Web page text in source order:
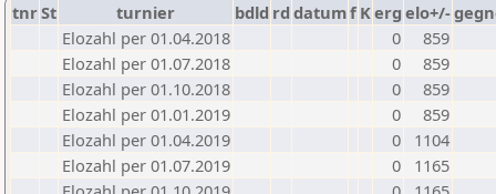
tnrSt turnier bdld rd datumf Kerg elo+/-
Elozahl per 01.04.2018
0
859
Elozahl per 01.07.2018
0
859
Elozahl per 01.10.2018
0
859
Elozahl per 01.01.2019
0
859
Elozahl per 01.04.2019
0
1104
Elozahl per 01.07.2019
0
1165